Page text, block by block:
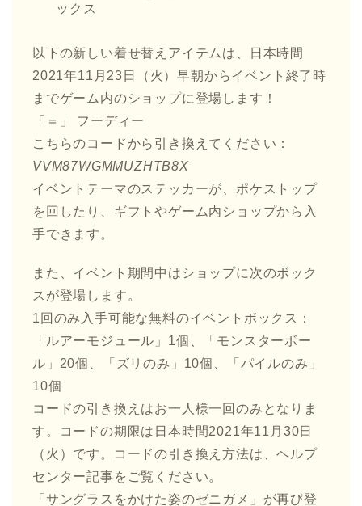
ックス
以下の新しい着せ替えアイテムは、日本時間
2021年11月23日（火）早朝からイベント終了時
までゲーム内のショップに登場します！
「＝」 フーディー
こちらのコードから引き換えてください：
VVM87WGMMUZHTB8X
イベントテーマのステッカーが、ポケストップ
を回したり、ギフトやゲーム内ショップから入
手できます。
また、イベント期間中はショップに次のボック
スが登場します。
1回のみ入手可能な無料のイベントボックス：
「ルアーモジュール」1個、「モンスターボー
ル」20個、「ズリのみ」10個、「パイルのみ」
10個
コードの引き換えはお一人様一回のみとなりま
す。コードの期限は日本時間2021年11月30日
（火）です。コードの引き換え方法は、ヘルプ
センター記事をご覧ください。
「サングラスをかけた姿のゼニガメ」が再び登